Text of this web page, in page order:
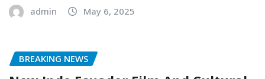
admin May 6, 2025
BREAKING NEWS